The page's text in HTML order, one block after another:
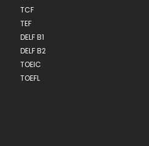
TCF
TEF
DELF B1
DELF B2
TOEIC
TOEFL